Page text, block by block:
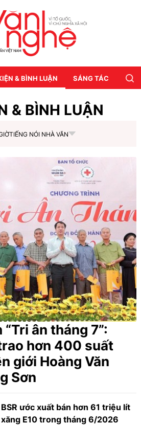
& BÌNH LUẬN SÁNG TÁC
& BÌNH LUẬN
TIẾNG NÓI NHÀ VĂN
ân tháng 7”:
hơn 400 suất
giới Hoàng Văn
Sơn
BSR ước xuất bán hơn 61 triệu lít
xăng E10 trong tháng 6/2026